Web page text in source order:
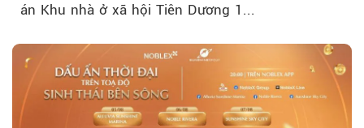
án Khu nhà ở xã hội Tiên Dương 1...